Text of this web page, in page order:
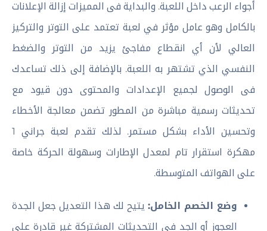
أجواء الرعب داخل اللعبة. والبداية فى المميزات إزالة الإعلانات
بالكامل وهو عامل مؤثر في لعبة تعتمد على التوتر والتركيز
العالي لأن أي انقطاع مفاجئ يزيد من التوتر والضغط
النفسي الذي تشتهر به اللعبة. بالإضافة إلى ذلك تساعدك
فى الوصول لجميع الإعدادات والمحتوى دون قيود مع
تحديثات رسمية مباشرة من المطور تضمن معالجة الأخطاء
وتحسين الأداء بشكل مستمر. لذلك تقدم لعبة جراني 1
مهكرة استقرار تام لمعدل الإطارات وسهولة الحركة خاصة
على الهواتف المتوسطة.
وضع الخصم الخامل: يتيح لك هذا التعديل جعل الجدة
العجوز أو الجد في التحديثات المشتركة غير قادرة على